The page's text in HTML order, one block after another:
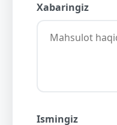
Xabaringiz
Ismingiz